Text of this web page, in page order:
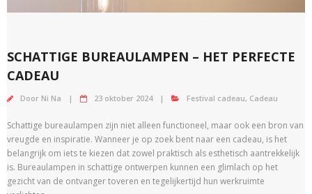
SCHATTIGE BUREAULAMPEN – HET PERFECTE
CADEAU
Door Ni Na 23 oktober 2024 Festival cadeau, Cadeau
Schattige bureaulampen zijn niet alleen functioneel, maar ook een bron van
vreugde en inspiratie. Wanneer je op zoek bent naar een cadeau, is het
belangrijk om iets te kiezen dat zowel praktisch als esthetisch aantrekkelijk
is. Bureaulampen in schattige ontwerpen kunnen een glimlach op het
gezicht van de ontvanger toveren en tegelijkertijd hun werkruimte